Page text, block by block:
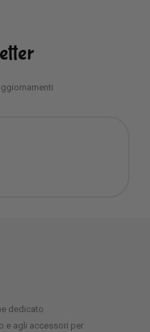
dedicato
e agli accessori per